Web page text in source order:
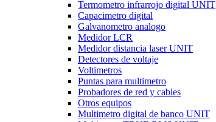
Termometro infrarrojo digital UNIT
Capacimetro digital
Galvanometro analogo
Medidor LCR
Medidor distancia laser UNIT
Detectores de voltaje
Voltimetros
Puntas para multimetro
Probadores de red y cables
Otros equipos
Multimetro digital de banco UNIT